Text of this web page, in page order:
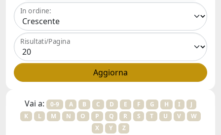
In ordine:
Risultati/Pagina
Vai a: 0-9 A B C D E F G H I
J
K
L M N O P Q R S T U V
W
X
Y Z